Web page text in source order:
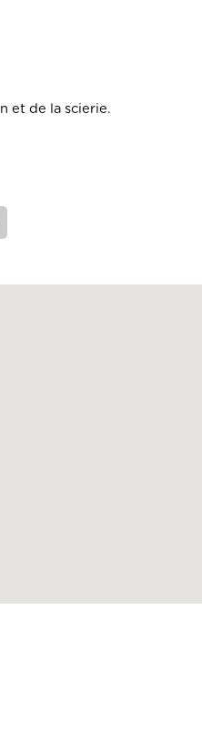
et de la scierie.